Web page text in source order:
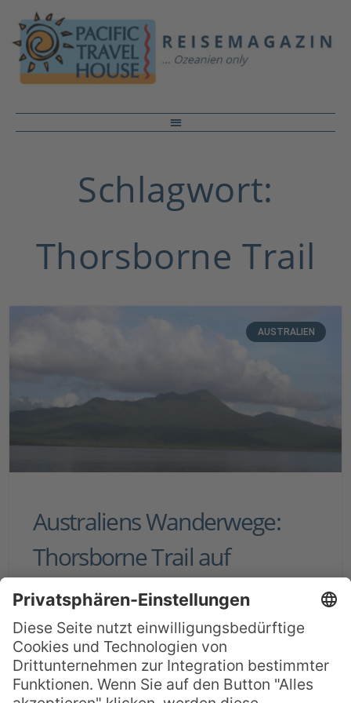
Schlagwort:
Thorsborne Trail
AUSTRALIEN
Australiens Wanderwege:
Thorsborne Trail auf
Hinchinbrook Island
Im zweiten Teil unserer Reihe über
Australiens wunderschöne Wanderwege
möchten wir Ihnen die Hinchinbrook Insel